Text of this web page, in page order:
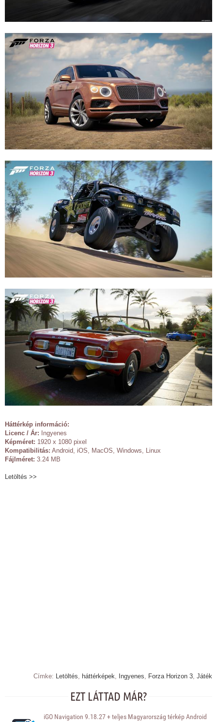
Háttérkép információ:
Licenc / Ár: Ingyenes
Képméret: 1920 x 1080 pixel
Kompatibilitás: Android, iOS, MacOS, Windows, Linux
Fájlméret: 3.24 MB
Letöltés >>
Címke: Letöltés, háttérképek, Ingyenes, Forza Horizon 3, Játék
EZT LÁTTAD MÁR?
iGO Navigation 9.18.27 + teljes Magyarország térkép Android